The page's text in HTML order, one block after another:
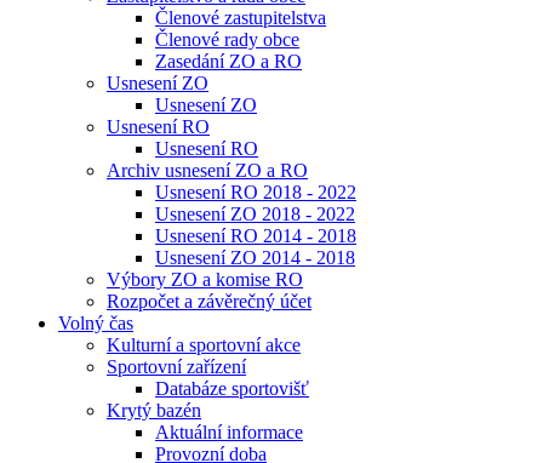
Členové zastupitelstva
Členové rady obce
Zasedání ZO a RO
Usnesení ZO
Usnesení ZO
Usnesení RO
Usnesení RO
Archiv usnesení ZO a RO
Usnesení RO 2018 - 2022
Usnesení ZO 2018 - 2022
Usnesení RO 2014 - 2018
Usnesení ZO 2014 - 2018
Výbory ZO a komise RO
Rozpočet a závěrečný účet
Volný čas
Kulturní a sportovní akce
Sportovní zařízení
Databáze sportovišť
Krytý bazén
Aktuální informace
Provozní doba